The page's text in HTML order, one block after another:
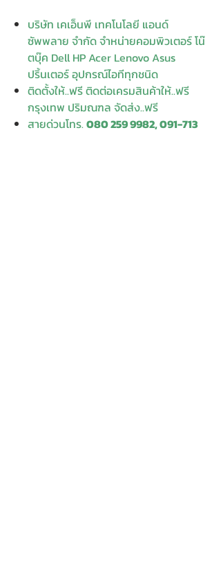
บริษัท เคเอ็นพี เทคโนโลยี แอนด์
ซัพพลาย จำกัด จำหน่ายคอมพิวเตอร์ โน๊
ตบุ๊ค Dell HP Acer Lenovo Asus
ปริ้นเตอร์ อุปกรณ์ไอทีทุกชนิด
ติดตั้งให้..ฟรี ติดต่อเครมสินค้าให้..ฟรี
กรุงเทพ ปริมณฑล จัดส่ง..ฟรี
สายด่วนโทร.080 259 9982, 091-713